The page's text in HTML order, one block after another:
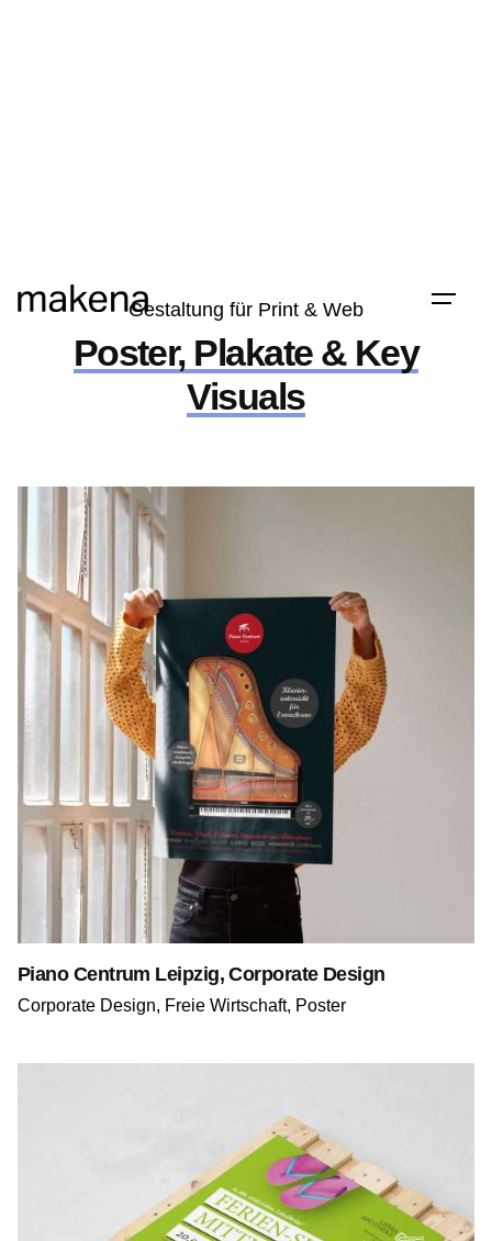
Gestaltung für Print & Web
Poster, Plakate & Key
Visuals
Piano Centrum Leipzig, Corporate Design
Corporate Design Freie Wirtschaft Poster